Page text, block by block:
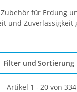
für Erdung
und Zuverlässigkeit
Filter und Sortierung
Artikel 1 - 20 von 334